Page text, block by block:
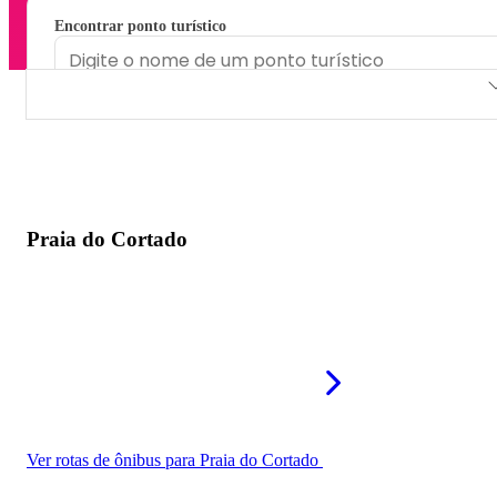
Encontrar ponto turístico
Praia do Cortado
Ver rotas de ônibus para Praia do Cortado